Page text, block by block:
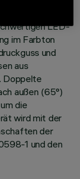
LED-
im Farbton
und
aus
Doppelte
außen (65°)
die
wird mit der
der
1 und den